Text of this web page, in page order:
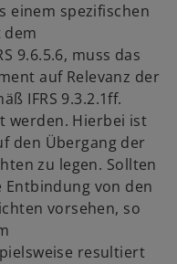
einem spezifischen
9.6.5.6, muss das
auf Relevanz der
IFRS 9.3.2.1ff.
werden. Hierbei ist
den Übergang der
zu legen. Sollten
von den
vorsehen, so
resultiert